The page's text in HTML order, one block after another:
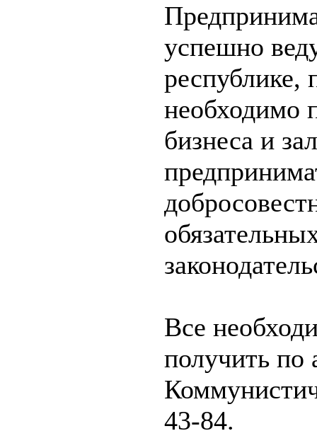
успешно
республике,
необходимо
бизнеса и
Все
получить по
43-84.